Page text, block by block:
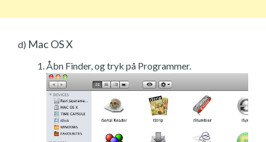
d) Mac OS X
Åbn Finder, og tryk på Programmer.